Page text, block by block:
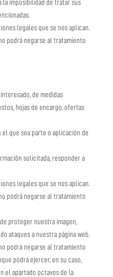
imposibilidad de tratar sus
legales que se nos aplican.
podrá negarse al tratamiento
de medidas
hojas de encargo, ofertas
que sea parte o aplicación de
solicitada, responder a
legales que se nos aplican.
podrá negarse al tratamiento
proteger nuestra imagen,
ataques a nuestra página web.
podrá negarse al tratamiento
podrá ejercer, en su caso,
el apartado octavos de la